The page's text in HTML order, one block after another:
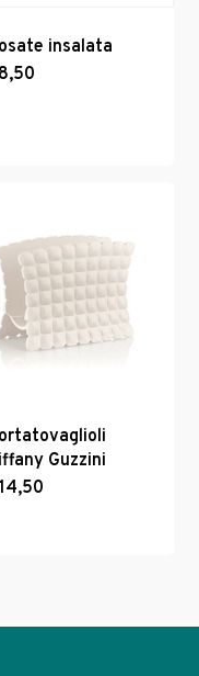
insalata
Guzzini
opzioni